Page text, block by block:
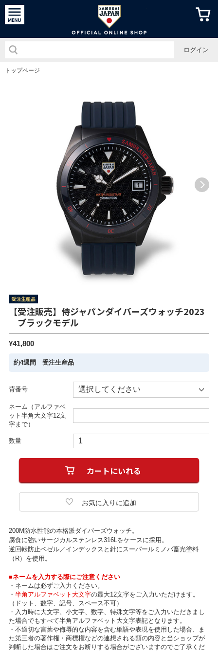
侍ジャパ
ログイン
トップページ
受注生産品
【受注販売】侍ジャパンダイバーズウォッチ2023
ブラックモデル
¥41,800
約4週間 受注生産品
背番号
ネーム（アルファベ
ット半角大文字12文
字まで）
数量
200M防水性能の本格派ダイバーズウォッチ。
腐食に強いサージカルステンレス316Lをケースに採用。
逆回転防止ベゼル／インデックスと針にスーパールミノバ畜光塗料
（R）を使用。
■ネームを入力する際にご注意ください
・ネームは必ずご入力ください。
・ 半角アルファベット大文字の最大12文字をご入力いただけます。
（ドット、数字、記号、スペース不可）
・入力時に大文字、小文字、数字、特殊文字等をご入力いただきまし
た場合でもすべて半角アルファベット大文字表記となります。
・不適切な言葉や侮辱的な内容を含む単語や表現を使用した場合、ま
た第三者の著作権・商標権などの連想される類の内容と当ショップが
判断した場合はご注文をお断りする場合がございますのでご了承くだ